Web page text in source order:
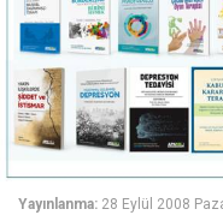
Yayınlanma: 28 Eylül 2008